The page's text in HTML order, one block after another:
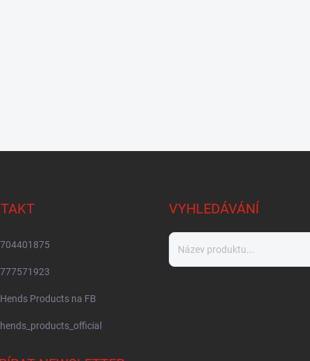
704401875
777571923
Hends Products na FB
hends_products_official
VYHLEDÁVÁNÍ